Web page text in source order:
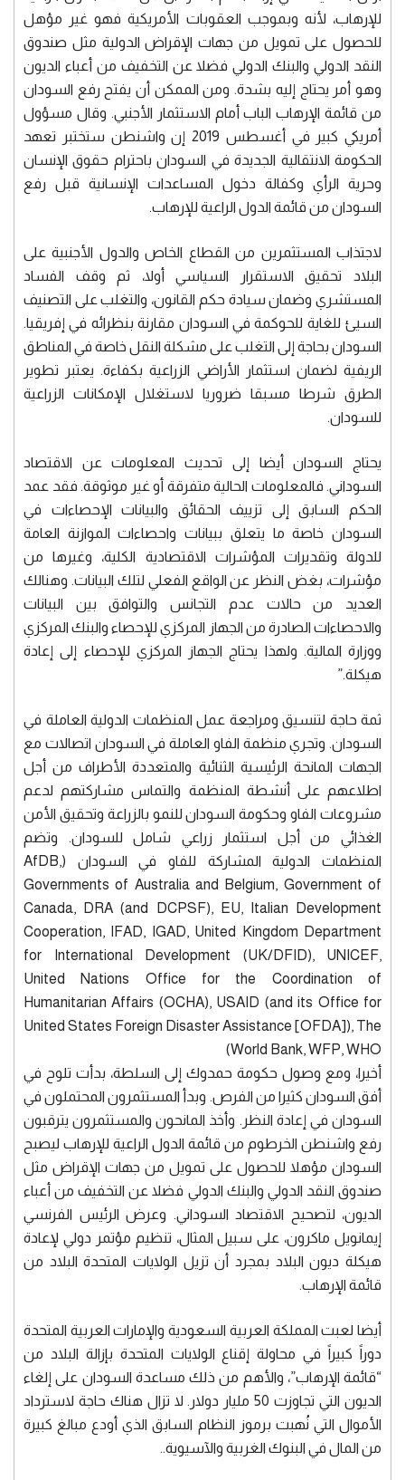
للإرهاب، لأنه وبموجب العقوبات الأمريكية فهو غير مؤهل
للحصول على تمويل من جهات الإقراض الدولية مثل صندوق
النقد الدولي والبنك الدولي فضلا عن التخفيف من أعباء الديون
وهو أمر يحتاج إليه بشدة. ومن الممكن أن يفتح رفع السودان
من قائمة الإرهاب الباب أمام الاستثمار الأجنبي. وقال مسؤول
أمريكي كبير في أغسطس 2019 إن واشنطن ستختبر تعهد
الحكومة الانتقالية الجديدة في السودان باحترام حقوق الإنسان
وحرية الرأي وكفالة دخول المساعدات الإنسانية قبل رفع
السودان من قائمة الدول الراعية للإرهاب.
لاجتذاب المستثمرين من القطاع الخاص والدول الأجنبية على
البلاد تحقيق الاستقرار السياسي أولا، ثم وقف الفساد
المستشري وضمان سيادة حكم القانون، والتغلب على التصنيف
السيئ للغاية للحوكمة في السودان مقارنة بنظرائه في إفريقيا.
السودان بحاجة إلى التغلب على مشكلة النقل خاصة في المناطق
الريفية لضمان استثمار الأراضي الزراعية بكفاءة. يعتبر تطوير
الطرق شرطا مسبقا ضروريا لاستغلال الإمكانات الزراعية
للسودان.
يحتاج السودان أيضا إلى تحديث المعلومات عن الاقتصاد
السوداني. فالمعلومات الحالية متفرقة أو غير موثوقة. فقد عمد
الحكم السابق إلى تزييف الحقائق والبيانات الإحصاءات في
السودان خاصة ما يتعلق ببيانات واحصاءات الموازنة العامة
للدولة وتقديرات المؤشرات الاقتصادية الكلية، وغيرها من
مؤشرات، بغض النظر عن الواقع الفعلي لتلك البيانات. وهنالك
العديد من حالات عدم التجانس والتوافق بين البيانات
والاحصاءات الصادرة من الجهاز المركزي للإحصاء والبنك المركزي
ووزارة المالية. ولهذا يحتاج الجهاز المركزي للإحصاء إلى إعادة
هيكلة.”
ثمة حاجة لتنسيق ومراجعة عمل المنظمات الدولية العاملة في
السودان. وتجري منظمة الفاو العاملة في السودان اتصالات مع
الجهات المانحة الرئيسية الثنائية والمتعددة الأطراف من أجل
اطلاعهم على أنشطة المنظمة والتماس مشاركتهم لدعم
مشروعات الفاو وحكومة السودان للنمو بالزراعة وتحقيق الأمن
الغذائي من أجل استثمار زراعي شامل للسودان. وتضم
المنظمات الدولية المشاركة للفاو في السودان (AfDB,
Governments of Australia and Belgium, Government of
Canada, DRA (and DCPSF), EU, Italian Development
Cooperation, IFAD, IGAD, United Kingdom Department
for International Development (UK/DFID), UNICEF,
United Nations Office for the Coordination of
Humanitarian Affairs (OCHA), USAID (and its Office for
United States Foreign Disaster Assistance [OFDA]), The
World Bank, WFP, WHO)
أخيرا، ومع وصول حكومة حمدوك إلى السلطة، بدأت تلوح في
أفق السودان كثيرا من الفرص. وبدأ المستثمرون المحتملون في
السودان في إعادة النظر. وأخذ المانحون والمستثمرون يترقبون
رفع واشنطن الخرطوم من قائمة الدول الراعية للإرهاب ليصبح
السودان مؤهلا للحصول على تمويل من جهات الإقراض مثل
صندوق النقد الدولي والبنك الدولي فضلا عن التخفيف من أعباء
الديون، لتصحيح الاقتصاد السوداني. وعرض الرئيس الفرنسي
إيمانويل ماكرون، على سبيل المثال، تنظيم مؤتمر دولي لإعادة
هيكلة ديون البلاد بمجرد أن تزيل الولايات المتحدة البلاد من
قائمة الإرهاب.
أيضا لعبت المملكة العربية السعودية والإمارات العربية المتحدة
دوراً كبيراً في محاولة إقناع الولايات المتحدة بإزالة البلاد من
“قائمة الإرهاب”، والأهم من ذلك مساعدة السودان على إلغاء
الديون التي تجاوزت 50 مليار دولار. لا تزال هناك حاجة لاسترداد
الأموال التي نُهبت برموز النظام السابق الذي أودع مبالغ كبيرة
من المال في البنوك الغربية والآسيوية..